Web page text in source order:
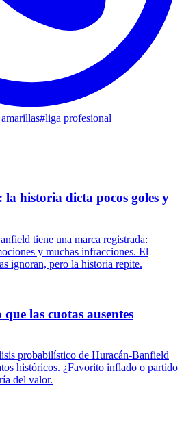
#liga profesional
historia dicta pocos goles y
tiene una marca registrada:
y muchas infracciones. El
ignoran, pero la historia repite.
las cuotas ausentes
probabilístico de Huracán-Banfield
históricos. ¿Favorito inflado o partido
del valor.